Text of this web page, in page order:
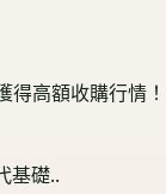
高額收購行情！